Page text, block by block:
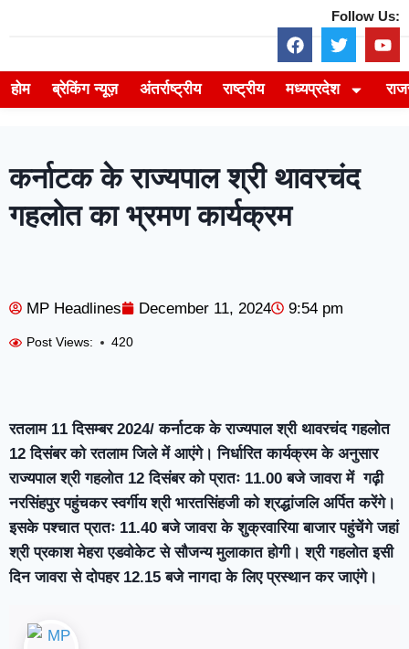
Follow Us:
होम ब्रेकिंग न्यूज़ अंतर्राष्ट्रीय राष्ट्रीय मध्यप्रदेश
कर्नाटक के राज्यपाल श्री थावरचंद
गहलोत का भ्रमण कार्यक्रम
MP Headlines December 11, 2024 9:54 pm
Post Views: 420
रतलाम 11 दिसम्बर 2024/ कर्नाटक के राज्यपाल श्री थावरचंद गहलोत
12 दिसंबर को रतलाम जिले में आएंगे। निर्धारित कार्यक्रम के अनुसार
राज्यपाल श्री गहलोत 12 दिसंबर को प्रातः 11.00 बजे जावरा में गढ़ी
नरसिंहपुर पहुंचकर स्वर्गीय श्री भारतसिंहजी को श्रद्धांजलि अर्पित करेंगे।
इसके पश्चात प्रातः 11.40 बजे जावरा के शुक्रवारिया बाजार पहुंचेंगे जहां
श्री प्रकाश मेहरा एडवोकेट से सौजन्य मुलाकात होगी। श्री गहलोत इसी
दिन जावरा से दोपहर 12.15 बजे नागदा के लिए प्रस्थान कर जाएंगे।